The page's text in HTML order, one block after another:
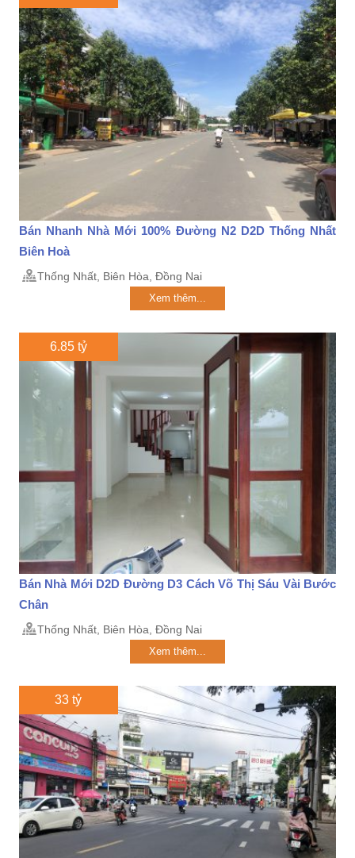
Bán Nhanh Nhà Mới 100% Đường N2 D2D Thống Nhất
Biên Hoà
Thống Nhất, Biên Hòa, Đồng Nai
Xem thêm...
6.85 tỷ
Bán Nhà Mới D2D Đường D3 Cách Võ Thị Sáu Vài Bước
Chân
Thống Nhất, Biên Hòa, Đồng Nai
Xem thêm...
33 tỷ